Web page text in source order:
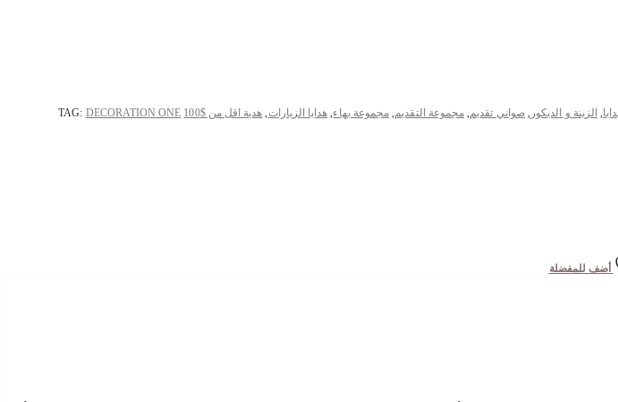
, الزينة و الديكور ,صواني تقديم, مجموعة التقديم, مجموعة بهاء, هدايا الزيارات, هدية اقل من $100 TAG: DECORATION ONE
أضف للمفضلة